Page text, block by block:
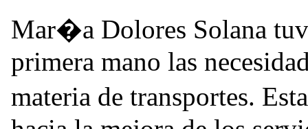
Mar�a Dolores Solana
primera mano las
materia de transportes.